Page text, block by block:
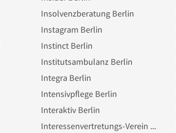
Insolvenzberatung Berlin
Instagram Berlin
Instinct Berlin
Institutsambulanz Berlin
Integra Berlin
Intensivpflege Berlin
Interaktiv Berlin
Interessenvertretungs-Verein Berlin